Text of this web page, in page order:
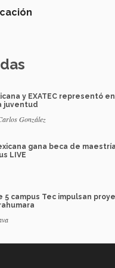
y EXATEC representó en
juventud
González
gana beca de maestría
LIVE
5 campus Tec impulsan